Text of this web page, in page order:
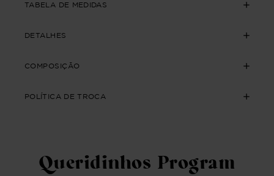
TABELA DE MEDIDAS
DETALHES
COMPOSIÇÃO
POLÍTICA DE TROCA
Queridinhos Program